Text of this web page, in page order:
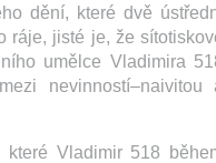
dění, které dvě
ráje, jisté je, že
umělce Vladimira
nevinností–naivitou
Vladimir 518